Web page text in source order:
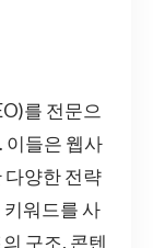
를 전문으
이들은 웹사
다양한 전략
키워드를 사
구조, 콘텐